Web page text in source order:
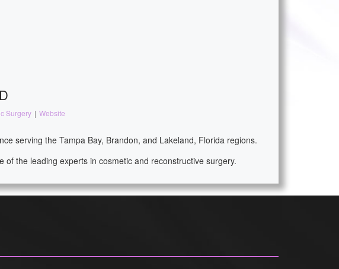
Surgery | Website
serving the Tampa Bay, Brandon, and Lakeland, Florida regions.
the leading experts in cosmetic and reconstructive surgery.